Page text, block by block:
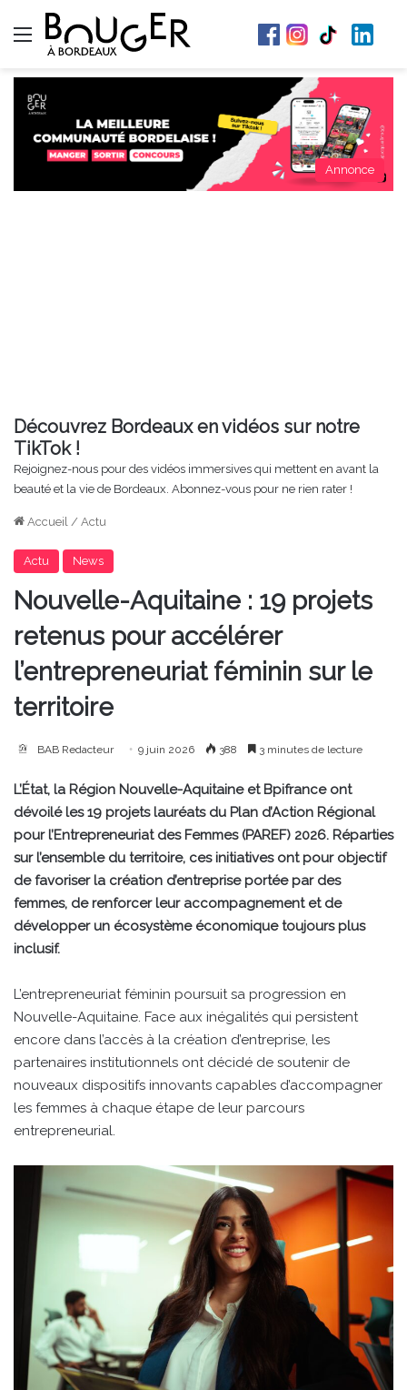
Menu
Annonce
Découvrez Bordeaux en vidéos sur notre
TikTok !
Rejoignez-nous pour des vidéos immersives qui mettent en avant la
beauté et la vie de Bordeaux. Abonnez-vous pour ne rien rater !
Accueil / Actu
Actu News
Nouvelle-Aquitaine : 19 projets
retenus pour accélérer
l’entrepreneuriat féminin sur le
territoire
BAB Redacteur 9 juin 2026 388 3 minutes de lecture
L’État, la Région Nouvelle-Aquitaine et Bpifrance ont
dévoilé les 19 projets lauréats du Plan d’Action Régional
pour l’Entrepreneuriat des Femmes (PAREF) 2026. Réparties
sur l’ensemble du territoire, ces initiatives ont pour objectif
de favoriser la création d’entreprise portée par des
femmes, de renforcer leur accompagnement et de
développer un écosystème économique toujours plus
inclusif.
L’entrepreneuriat féminin poursuit sa progression en
Nouvelle-Aquitaine. Face aux inégalités qui persistent
encore dans l’accès à la création d’entreprise, les
partenaires institutionnels ont décidé de soutenir de
nouveaux dispositifs innovants capables d’accompagner
les femmes à chaque étape de leur parcours
entrepreneurial.